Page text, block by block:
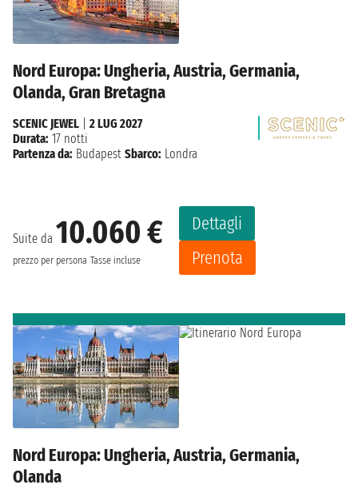
Nord Europa: Ungheria, Austria, Germania,
Olanda, Gran Bretagna
Suite da 10.060 €
prezzo per persona Tasse incluse
Dettagli
Prenota
SCENIC JEWEL
2 LUG 2027
Durata: 17 notti
Partenza da: Budapest Sbarco: Londra
Nord Europa: Ungheria, Austria, Germania,
Olanda